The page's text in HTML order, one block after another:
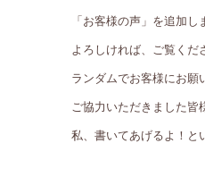
「お客様の声」を追加し
よろしければ、ご覧くだ
ランダムでお客様にお願
ご協力いただきました皆
私、書いてあげるよ！と